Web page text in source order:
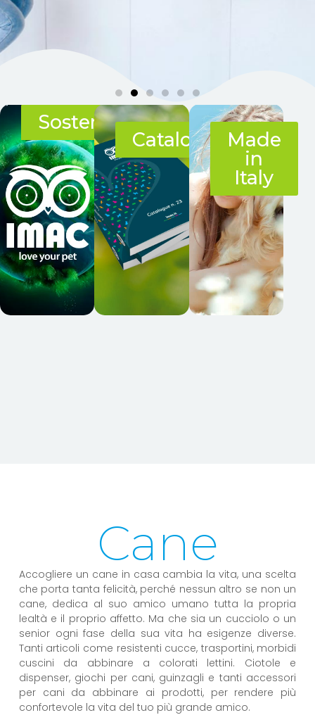
Sostenibilità
Cataloghi
Made
in
Italy
Cane
Accogliere un cane in casa cambia la vita, una scelta
che porta tanta felicità, perché nessun altro se non un
cane, dedica al suo amico umano tutta la propria
lealtà e il proprio affetto. Ma che sia un cucciolo o un
senior ogni fase della sua vita ha esigenze diverse.
Tanti articoli come resistenti cucce, trasportini, morbidi
cuscini da abbinare a colorati lettini. Ciotole e
dispenser, giochi per cani, guinzagli e tanti accessori
per cani da abbinare ai prodotti, per rendere più
confortevole la vita del tuo più grande amico.